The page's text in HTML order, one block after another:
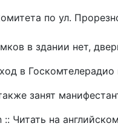
по ул.
в здании нет,
в
занят
:: Читать на английском